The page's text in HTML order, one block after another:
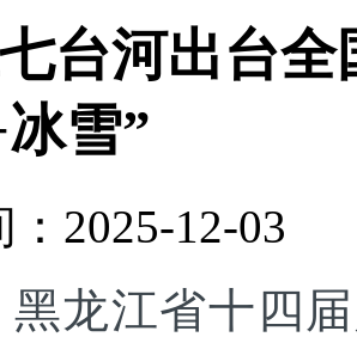
台河出台
雪”
2025-12-03
黑龙江省十四